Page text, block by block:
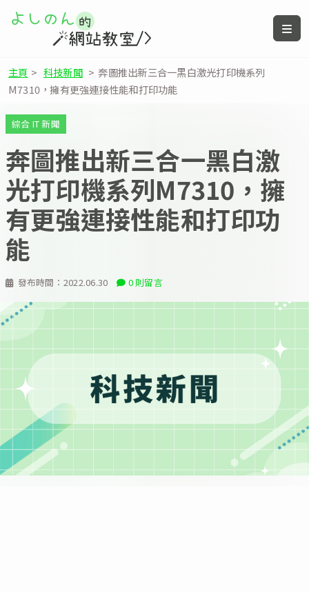
主頁 > 科技新聞 > 奔圖推出新三合一黑白激光打印機系列
M7310，擁有更強連接性能和打印功能
發布時間： 2022.06.30 0 則留言
綜合 IT 新聞
奔圖推出新三合一黑白激
光打印機系列M7310，擁
有更強連接性能和打印功
能